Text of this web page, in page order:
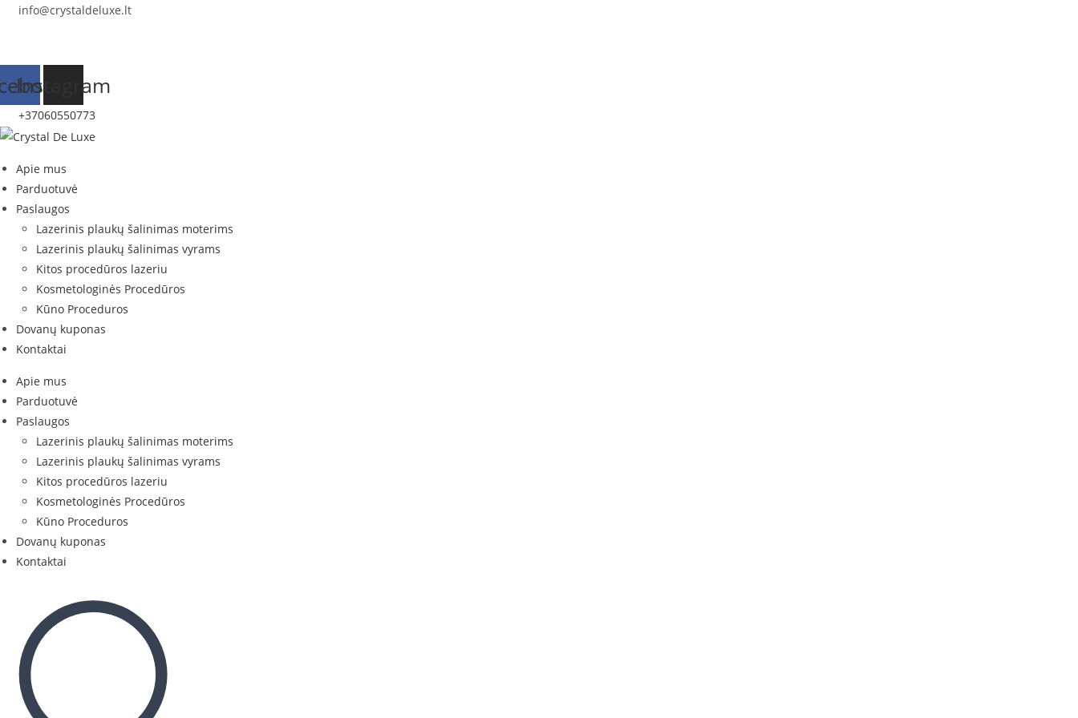
Skipinfo@crystaldeluxe.lt
Instagram
+37060550773
Apie mus
Parduotuvė
Paslaugos
Lazerinis plaukų šalinimas moterims
Lazerinis plaukų šalinimas vyrams
Kitos procedūros lazeriu
Kosmetologinės Procedūros
Kūno Proceduros
Dovanų kuponas
Kontaktai
Apie mus
Parduotuvė
Paslaugos
Lazerinis plaukų šalinimas moterims
Lazerinis plaukų šalinimas vyrams
Kitos procedūros lazeriu
Kosmetologinės Procedūros
Kūno Proceduros
Dovanų kuponas
Kontaktai